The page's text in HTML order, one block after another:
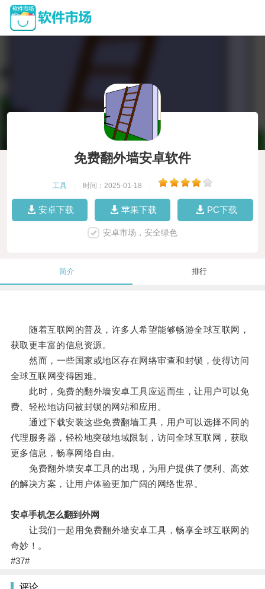
免费翻外墙安卓软件
工具 时间：2025-01-18
安卓下载 苹果下载 PC下载
安卓市场，安全绿色
简介 排行
随着互联网的普及，许多人希望能够畅游全球互联网，
获取更丰富的信息资源。
然而，一些国家或地区存在网络审查和封锁，使得访问
全球互联网变得困难。
此时，免费的翻外墙安卓工具应运而生，让用户可以免
费、轻松地访问被封锁的网站和应用。
通过下载安装这些免费翻墙工具，用户可以选择不同的
代理服务器，轻松地突破地域限制，访问全球互联网，获取
更多信息，畅享网络自由。
免费翻外墙安卓工具的出现，为用户提供了便利、高效
的解决方案，让用户体验更加广阔的网络世界。
安卓手机怎么翻到外网
让我们一起用免费翻外墙安卓工具，畅享全球互联网的
奇妙！。
#37#